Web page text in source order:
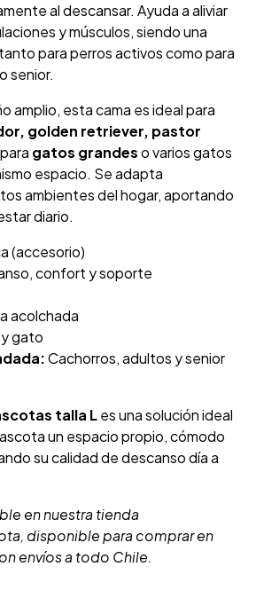
al descansar. Ayuda a aliviar
y músculos, siendo una
para perros activos como para
senior.
amplio, esta cama es ideal para
golden retriever, pastor
gatos grandeso varios gatos
espacio. Se adapta
ambientes del hogar, aportando
diario.
(accesorio)
confort y soporte
acolchada
gato
Cachorros, adultos y senior
talla Les una solución ideal
un espacio propio, cómodo
su calidad de descanso día a
en nuestra tienda
disponible para comprar en
envíos a todo Chile.